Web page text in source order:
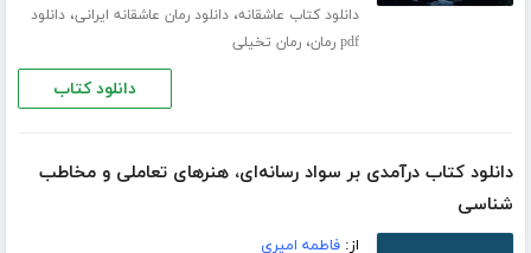
دانلود کتاب عاشقانه،دانلود رمان عاشقانه ایرانی،دانلود
pdf رمان
،رمان تخیلی
دانلود کتاب
دانلود کتاب درآمدی بر سواد رسانه‌ای، هنرهای تعاملی و مخاطب
شناسی
از:فاطمه امیری